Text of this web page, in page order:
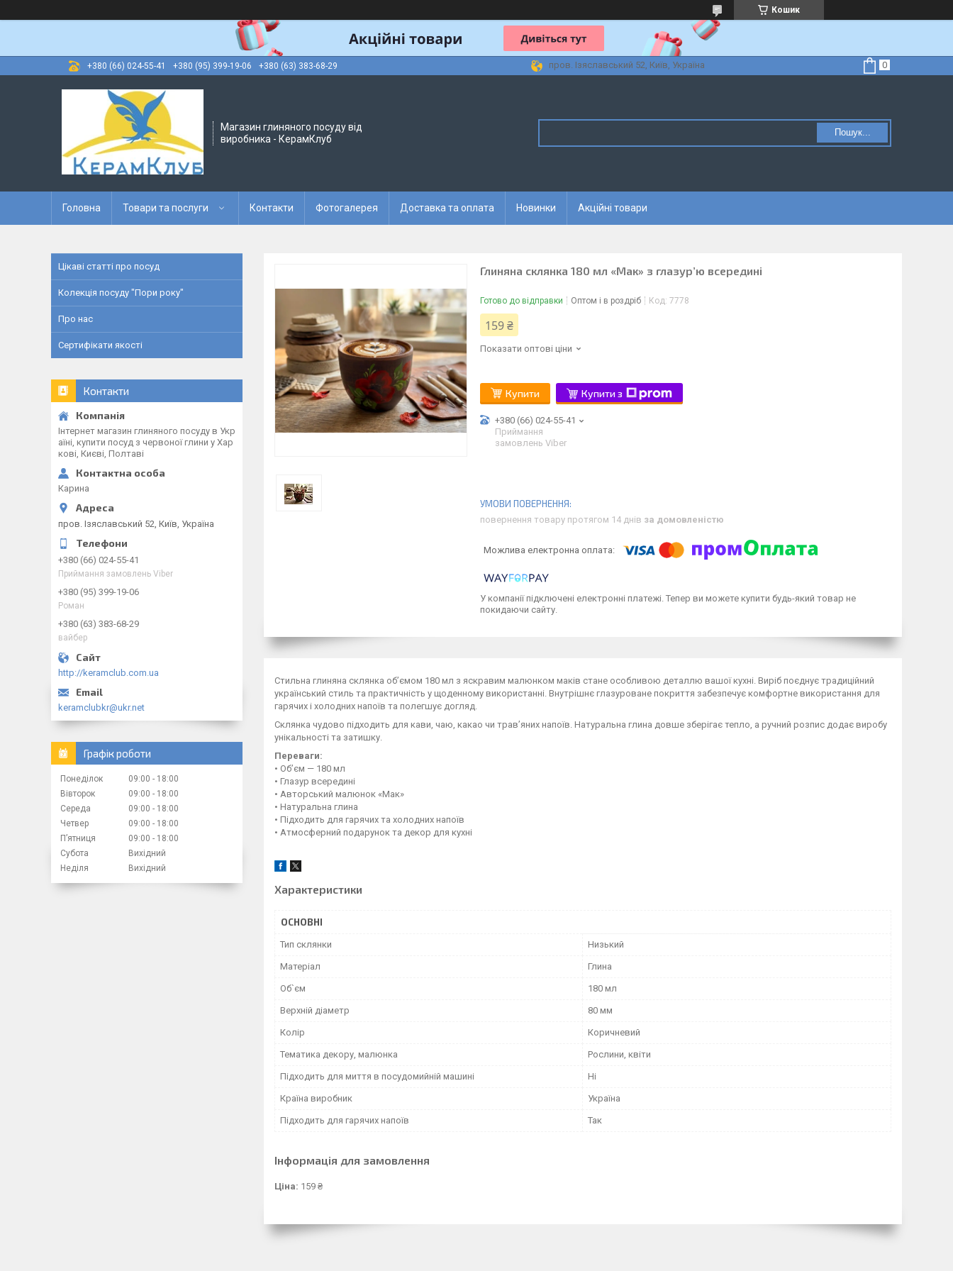
Кошик
+380 (66) 024-55-41 +380 (95) 399-19-06 +380 (63) 383-68-29 пров. Ізяславський 52, Київ, Україна
Магазин глиняного посуду від
виробника - КерамКлуб
Пошук...
Головна Товари та послуги Контакти Фотогалерея Доставка та оплата Новинки Акційні товари
Глиняна склянка 180 мл «Мак» з глазур’ю всередині
Готово до відправки Оптом і в роздріб Код: 7778
159 ₴
Показати оптові ціни
Купити Купити з
+380 (66) 024-55-41
Приймання
замовлень Viber
повернення товару протягом 14 днів за домовленістю
У компанії підключені електронні платежі. Тепер ви можете купити будь-який товар не
покидаючи сайту.
Стильна глиняна склянка об’ємом 180 мл з яскравим малюнком маків стане особливою деталлю вашої кухні. Виріб поєднує традиційний
український стиль та практичність у щоденному використанні. Внутрішнє глазуроване покриття забезпечує комфортне використання для
гарячих і холодних напоїв та полегшує догляд.
Склянка чудово підходить для кави, чаю, какао чи трав’яних напоїв. Натуральна глина довше зберігає тепло, а ручний розпис додає виробу
унікальності та затишку.
Переваги:
• Об’єм — 180 мл
• Глазур всередині
• Авторський малюнок «Мак»
• Натуральна глина
• Підходить для гарячих та холодних напоїв
• Атмосферний подарунок та декор для кухні
Характеристики
ОСНОВНІ
Тип склянки Низький
Матеріал Глина
Об`єм 180 мл
Верхній діаметр 80 мм
Колір Коричневий
Тематика декору, малюнка Рослини, квіти
Підходить для миття в посудомийній машині Ні
Країна виробник Україна
Підходить для гарячих напоїв Так
Інформація для замовлення
Ціна: 159 ₴
Цікаві статті про посуд
Колекція посуду "Пори року"
Про нас
Сертифікати якості
Контакти
Інтернет магазин глиняного посуду в Укр
аїні, купити посуд з червоної глини у Хар
кові, Києві, Полтаві
Карина
пров. Ізяславський 52, Київ, Україна
+380 (66) 024-55-41
Приймання замовлень Viber
+380 (95) 399-19-06
Роман
+380 (63) 383-68-29
вайбер
http://keramclub.com.ua
keramclubkr@ukr.net
Графік роботи
Понеділок 09:00
18:00
Вівторок
09:00
18:00
Середа
09:00
18:00
Четвер
09:00
18:00
Пʼятниця
09:00
18:00
Субота
Вихідний
Неділя
Вихідний